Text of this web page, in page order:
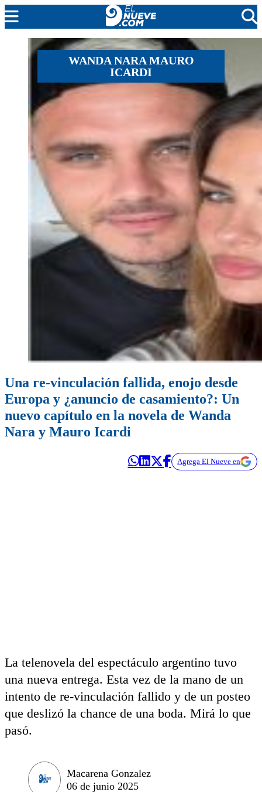
MENDOZA
ARGENTINA
NOTICIERO 9
PROTAGONISTAS
EL NUEVE STREAMS
PROGRAMACIÓN
EN VIVO
WANDA NARA MAURO
ICARDI
Una re-vinculación fallida, enojo desde
Europa y ¿anuncio de casamiento?: Un
nuevo capítulo en la novela de Wanda
Nara y Mauro Icardi
Agrega El Nueve en
La telenovela del espectáculo argentino tuvo
una nueva entrega. Esta vez de la mano de un
intento de re-vinculación fallido y de un posteo
que deslizó la chance de una boda. Mirá lo que
pasó.
Macarena Gonzalez
06 de junio 2025